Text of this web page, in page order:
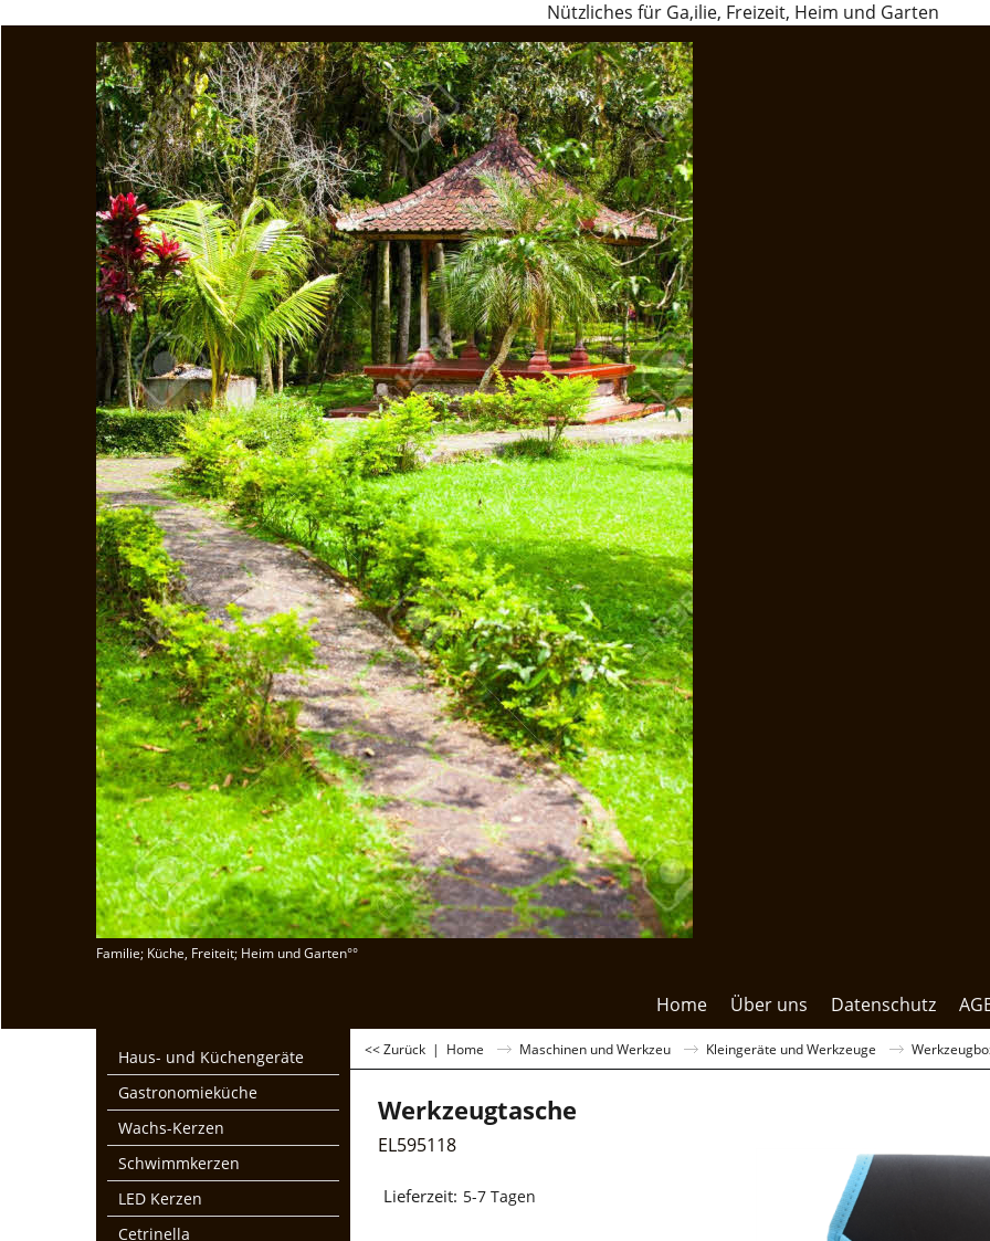
Nützliches für Ga,ilie, Freizeit, Heim und Garten
Familie; Küche, Freiteit; Heim und Garten°°
Home Über uns Datenschutz
Haus- und Küchengeräte
Gastronomieküche
Wachs-Kerzen
Schwimmkerzen
LED Kerzen
Cetrinella
<< Zurück | Home Maschinen und Werkzeu Kleingeräte und Werkzeuge
Werkzeugtasche
EL595118
€11.95